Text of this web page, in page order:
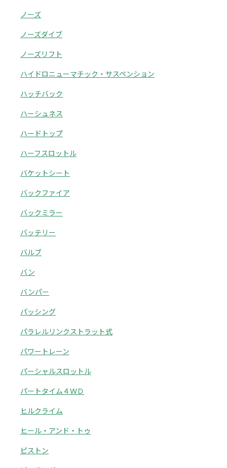
ノーズ
ノーズダイブ
ノーズリフト
ハイドロニューマチック・サスペンション
ハッチバック
ハーシュネス
ハードトップ
ハーフスロットル
バケットシート
バックファイア
バックミラー
バッテリー
バルブ
バン
バンパー
パッシング
パラレルリンクストラット式
パワートレーン
パーシャルスロットル
パートタイム４ＷＤ
ヒルクライム
ヒール・アンド・トゥ
ピストン